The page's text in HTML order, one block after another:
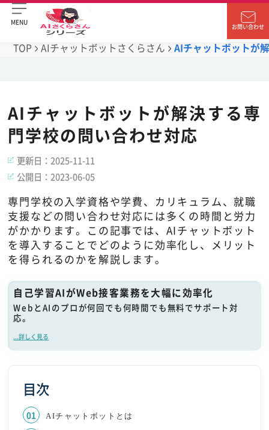
MENU
お問い合わせ
TOP AIチャットボットさくらさん AIチャットボットが
AIチャットボットが解決する専
門学校の問い合わせ対応
更新日：2025-11-11
公開日：2023-06-05
専門学校の入学資格や学費、カリキュラム、就職
支援などの問い合わせ対応には多くの時間と労力
がかかります。この記事では、AIチャットボット
を導入することでどのように効率化し、メリット
を得られるのかを解説します。
自己学習AIがWeb接客業務を大幅に効率化
WebとAIのプロが何回でも何時間でも無料でサポート対
応。
...詳しく見る
目次
AIチャットボットとは